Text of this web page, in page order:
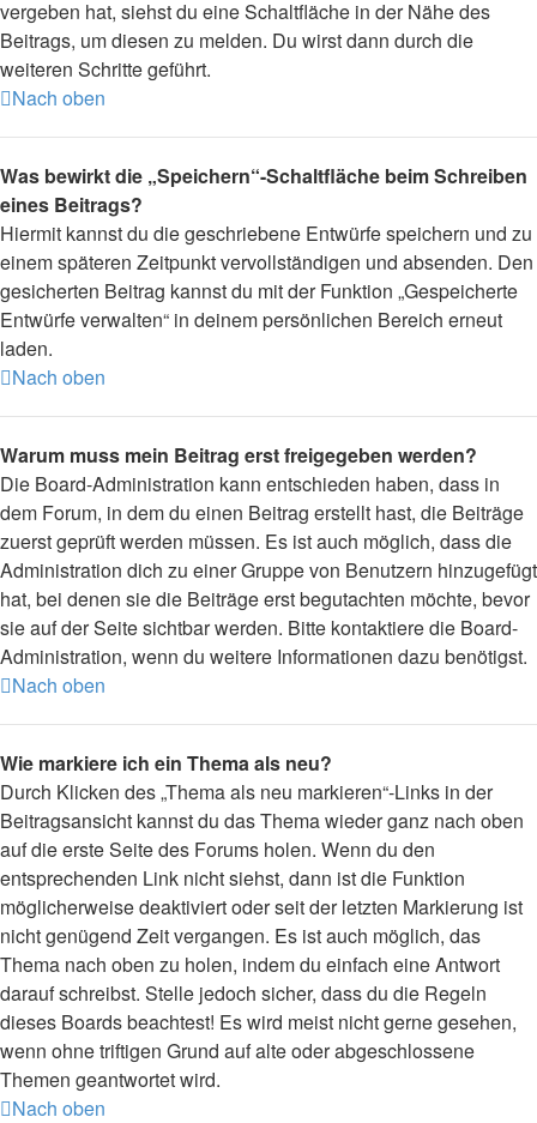
vergeben hat, siehst du eine Schaltfläche in der Nähe des
Beitrags, um diesen zu melden. Du wirst dann durch die
weiteren Schritte geführt.
Nach oben
Was bewirkt die „Speichern“-Schaltfläche beim Schreiben
eines Beitrags?
Hiermit kannst du die geschriebene Entwürfe speichern und zu
einem späteren Zeitpunkt vervollständigen und absenden. Den
gesicherten Beitrag kannst du mit der Funktion „Gespeicherte
Entwürfe verwalten“ in deinem persönlichen Bereich erneut
laden.
Nach oben
Warum muss mein Beitrag erst freigegeben werden?
Die Board-Administration kann entschieden haben, dass in
dem Forum, in dem du einen Beitrag erstellt hast, die Beiträge
zuerst geprüft werden müssen. Es ist auch möglich, dass die
Administration dich zu einer Gruppe von Benutzern hinzugefügt
hat, bei denen sie die Beiträge erst begutachten möchte, bevor
sie auf der Seite sichtbar werden. Bitte kontaktiere die Board-
Administration, wenn du weitere Informationen dazu benötigst.
Nach oben
Wie markiere ich ein Thema als neu?
Durch Klicken des „Thema als neu markieren“-Links in der
Beitragsansicht kannst du das Thema wieder ganz nach oben
auf die erste Seite des Forums holen. Wenn du den
entsprechenden Link nicht siehst, dann ist die Funktion
möglicherweise deaktiviert oder seit der letzten Markierung ist
nicht genügend Zeit vergangen. Es ist auch möglich, das
Thema nach oben zu holen, indem du einfach eine Antwort
darauf schreibst. Stelle jedoch sicher, dass du die Regeln
dieses Boards beachtest! Es wird meist nicht gerne gesehen,
wenn ohne triftigen Grund auf alte oder abgeschlossene
Themen geantwortet wird.
Nach oben